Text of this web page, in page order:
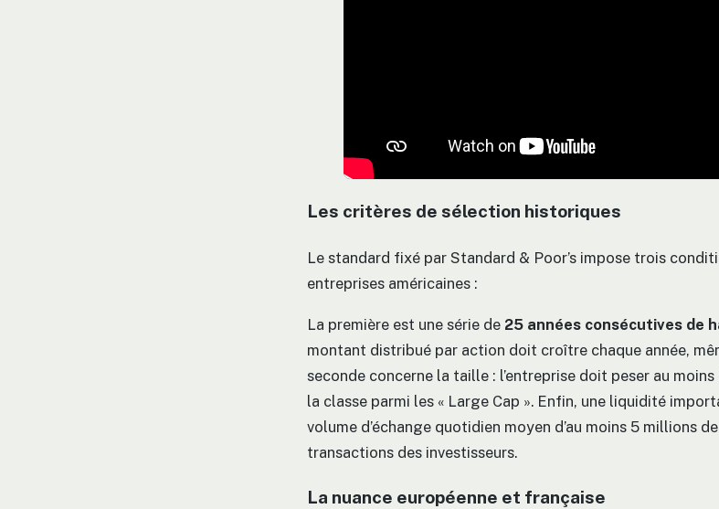
Les critères de sélection historiques
Le standard fixé par Standard & Poor’s impose trois
entreprises américaines :
La première est une série de 25 années consécutives de
montant distribué par action doit croître chaque année,
seconde concerne la taille : l’entreprise doit peser au
la classe parmi les « Large Cap ». Enfin, une liquidité
volume d’échange quotidien moyen d’au moins 5 millions
transactions des investisseurs.
La nuance européenne et française